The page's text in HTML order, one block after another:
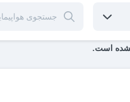
نشده است.